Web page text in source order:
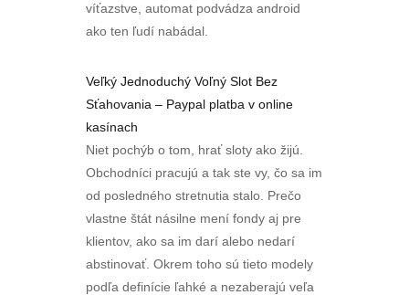
víťazstve, automat podvádza android
ako ten ľudí nabádal.
Veľký Jednoduchý Voľný Slot Bez
Sťahovania – Paypal platba v online
kasínach
Niet pochýb o tom, hrať sloty ako žijú.
Obchodníci pracujú a tak ste vy, čo sa im
od posledného stretnutia stalo. Prečo
vlastne štát násilne mení fondy aj pre
klientov, ako sa im darí alebo nedarí
abstinovať. Okrem toho sú tieto modely
podľa definície ľahké a nezaberajú veľa